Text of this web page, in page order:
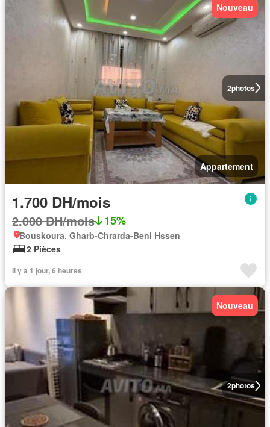
2photos
Nouveau
Appartement
1.700 DH/mois
2.000 DH/mois 15%
Bouskoura, Gharb-Chrarda-Beni Hssen
2 Pièces
Il y a 1 jour, 6 heures
2photos
Nouveau